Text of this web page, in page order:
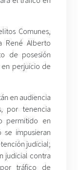
Comunes,
René Alberto
de posesión
perjuicio de
en audiencia
por tenencia
permitido en
impusieran
judicial;
judicial contra
tráfico de